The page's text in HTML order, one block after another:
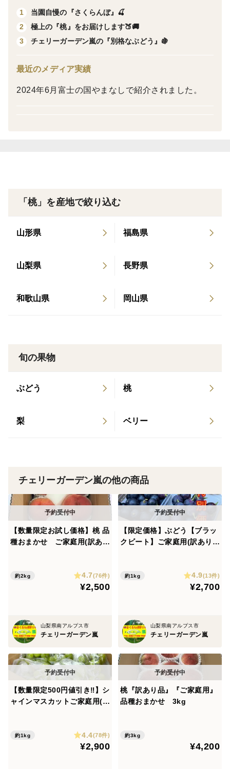
［商品内容］
3kg箱の商品の場合、9〜11個
桃の大きさ、グラム数により個数が多少前後する場合も
この品種は追熟しても柔らかくなることはありません。
硬すぎるなどのクレームは受付しておりませんのでご理
［発送状態］
します。天候や収穫状況によって多少前後する場合がご
発送した当日にご連絡させて頂きます。
［配送地域］
全国発送しております！（一部離島を除き）
※一部離島の方のご注文はキャンセルさせて頂きます。
ぬ事情が発生した場合はキャンセルとさせていただきま
願い申し上げます。
※到着時に何か不都合などあった場合にはご連絡くださ
い
（到着後に発生した傷みになど関しては対応できませ
ん）
※日付指定はお受けできませんが、長期不在等でお受け
1
当園自慢の『さくらんぼ』🍒
2
極上の『桃』をお届けします🍑🚚
3
チェリーガーデン嵐の『別格なぶどう』🍇
最近のメディア実績
2024年6月富士の国やまなしで紹介されました。
「桃」を産地で絞り込む
山形県 福島県
山梨県 長野県
和歌山県 岡山県
旬の果物
ぶどう 桃
梨 ベリー
チェリーガーデン嵐の他の商品
【数量限定お試し価格】桃 品
種おまかせ ご家庭用(訳あり
約2kg 4.7(76件)
¥2,500
山梨県南アルプス市
チェリーガーデン嵐
【限定価格】ぶどう【ブラッ
クビート】ご家庭用(訳あり
約1kg 4.9(13件)
¥2,700
山梨県南アルプス市
チェリーガーデン嵐
【数量限定500円値引き‼️】シ
ャインマスカットご家庭用(訳
約1kg 4.4(78件)
¥2,900
桃『訳あり品』『ご家庭用』
品種おまかせ 3kg
約3kg
¥4,200